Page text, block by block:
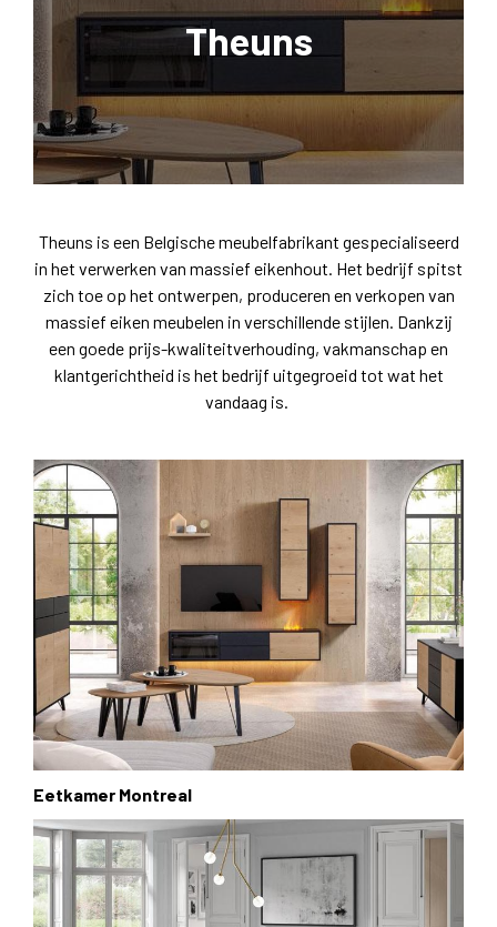
Theuns
Theuns is een Belgische meubelfabrikant gespecialiseerd
in het verwerken van massief eikenhout. Het bedrijf spitst
zich toe op het ontwerpen, produceren en verkopen van
massief eiken meubelen in verschillende stijlen. Dankzij
een goede prijs-kwaliteitverhouding, vakmanschap en
klantgerichtheid is het bedrijf uitgegroeid tot wat het
vandaag is.
Eetkamer Montreal